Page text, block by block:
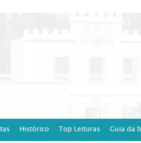
Histórico Top Leituras Guia da